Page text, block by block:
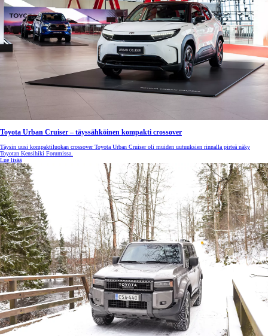
Toyota Urban Cruiser – täyssähköinen kompakti crossover
Täysin uusi kompaktiluokan crossover Toyota Urban Cruiser oli muiden uutuuksien rinnalla pirteä näky
Toyotan Kensihiki Forumissa.
Lue lisää